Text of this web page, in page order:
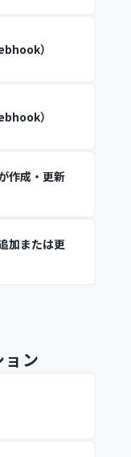
）
）
作成・更新
加または更
ン